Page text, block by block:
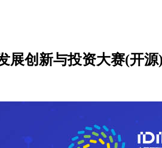
展创新与投资大赛(开